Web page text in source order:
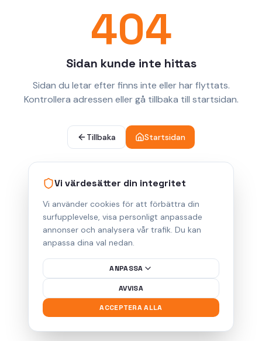
Vi värdesätter din integritet
Vi använder cookies för att förbättra din
surfupplevelse, visa personligt anpassade
annonser och analysera vår trafik. Du kan
anpassa dina val nedan.
ANPASSA
AVVISA
ACCEPTERA ALLA
404
Sidan kunde inte hittas
Sidan du letar efter finns inte eller har flyttats.
Kontrollera adressen eller gå tillbaka till startsidan.
Tillbaka Startsidan